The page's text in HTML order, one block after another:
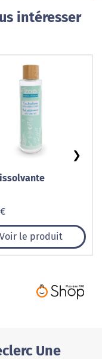
intéresser
Voir le produit
❯
Une